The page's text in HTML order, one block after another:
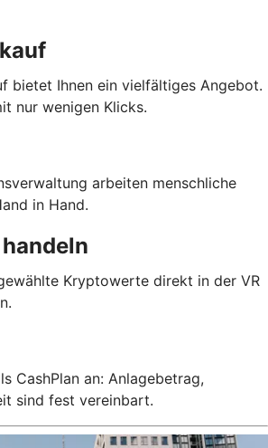
bietet Ihnen ein vielfältiges Angebot.
nur wenigen Klicks.
arbeiten menschliche
in Hand.
Kryptowerte direkt in der VR
CashPlan an: Anlagebetrag,
sind fest vereinbart.